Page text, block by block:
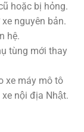
hoặc bị hỏng.
nguyên bản.
hệ.
tùng mới thay
xe máy mô tô
nội địa Nhật.